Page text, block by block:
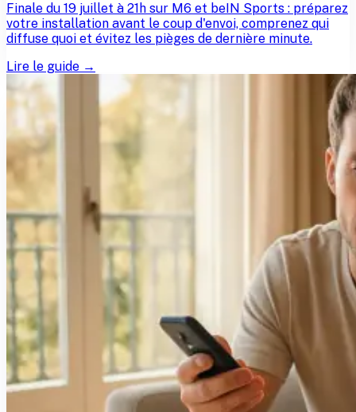
Finale du 19 juillet à 21h sur M6 et beIN Sports : préparez
votre installation avant le coup d'envoi, comprenez qui
diffuse quoi et évitez les pièges de dernière minute.
Lire le guide →